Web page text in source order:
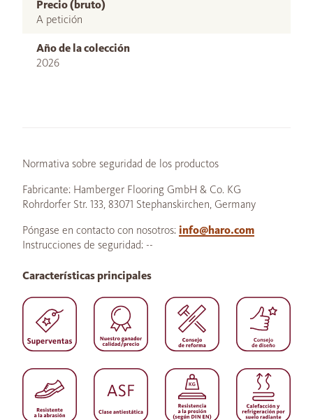
Precio (bruto)
A petición
Año de la colección
2026
Normativa sobre seguridad de los productos
Fabricante: Hamberger Flooring GmbH & Co. KG
Rohrdorfer Str. 133, 83071 Stephanskirchen, Germany
Póngase en contacto con nosotros: info@haro.com
Instrucciones de seguridad: --
Características principales